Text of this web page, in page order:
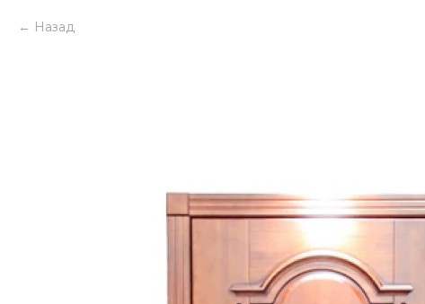
Назад